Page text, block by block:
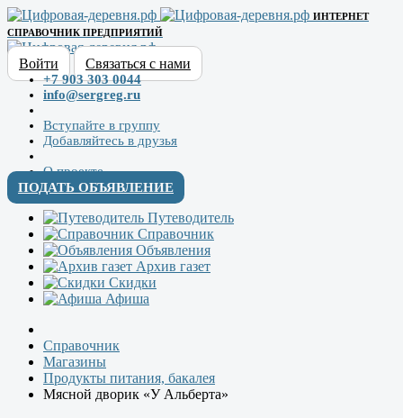
ИНТЕРНЕТ
СПРАВОЧНИК ПРЕДПРИЯТИЙ
Войти Связаться с нами
+7 903 303 0044
info@sergreg.ru
Вступайте в группу
Добавляйтесь в друзья
О проекте
ПОДАТЬ ОБЪЯВЛЕНИЕ
Путеводитель
Справочник
Объявления
Архив газет
Скидки
Афиша
Справочник
Магазины
Продукты питания, бакалея
Мясной дворик «У Альберта»